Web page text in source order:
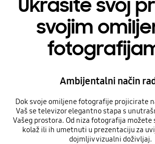
Ukrasite svoj
svojim
Ambijentalni način
Dok svoje omiljene fotografije projicirate
Vaš se televizor elegantno stapa s
Vašeg prostora. Od niza fotografija
kolaž ili ih umetnuti u prezentaciju za
dojmljiv vizualni doživljaj.